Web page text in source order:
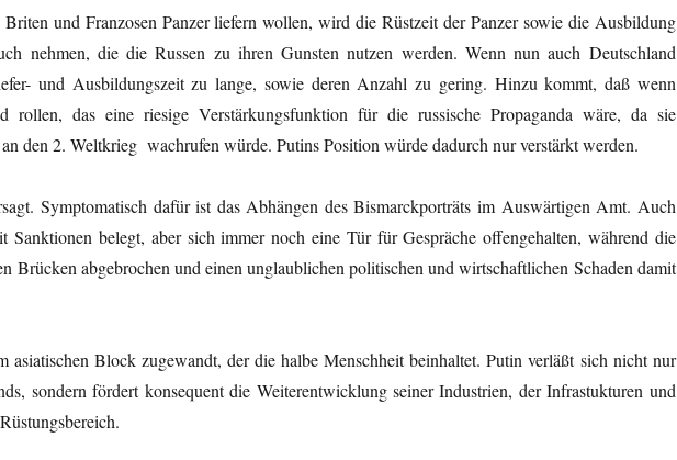
und Franzosen Panzer liefern wollen, wird die Rüstzeit der Panzer sowie die Ausbildung
nehmen, die die Russen zu ihren Gunsten nutzen werden. Wenn nun auch Deutschland
und Ausbildungszeit zu lange, sowie deren Anzahl zu gering. Hinzu kommt, daß wenn
rollen, das eine riesige Verstärkungsfunktion für die russische Propaganda wäre, da sie
den 2. Weltkrieg wachrufen würde. Putins Position würde dadurch nur verstärkt werden.
Symptomatisch dafür ist das Abhängen des Bismarckporträts im Auswärtigen Amt. Auch
Sanktionen belegt, aber sich immer noch eine Tür für Gespräche offengehalten, während die
Brücken abgebrochen und einen unglaublichen politischen und wirtschaftlichen Schaden damit
asiatischen Block zugewandt, der die halbe Menschheit beinhaltet. Putin verläßt sich nicht nur
sondern fördert konsequent die Weiterentwicklung seiner Industrien, der Infrastukturen und